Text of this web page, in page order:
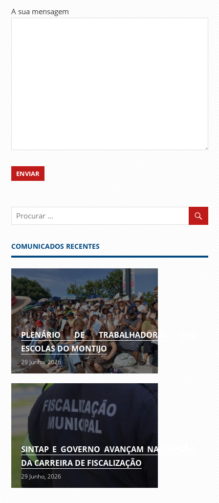
A sua mensagem
COMUNICADOS RECENTES
PLENÁRIO DE TRABALHADORES DAS
ESCOLAS DO MONTIJO
29 Junho, 2026
SINTAP E GOVERNO AVANÇAM NA REVISÃO
DA CARREIRA DE FISCALIZAÇÃO
29 Junho, 2026